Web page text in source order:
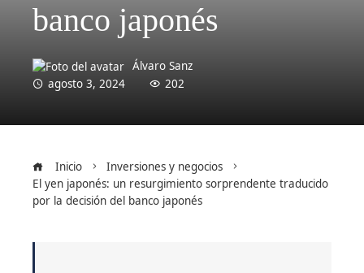
banco japonés
Álvaro Sanz
agosto 3, 2024
202
Inicio
Inversiones y negocios
El yen japonés: un resurgimiento sorprendente traducido
por la decisión del banco japonés